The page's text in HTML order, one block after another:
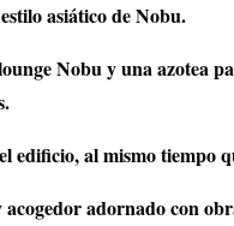
asiático de Nobu.
Nobu y una azotea
al mismo tiempo
adornado con